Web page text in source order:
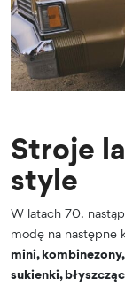
Stroje
style
W latach 70.
modę na następne
mini,
sukienki,